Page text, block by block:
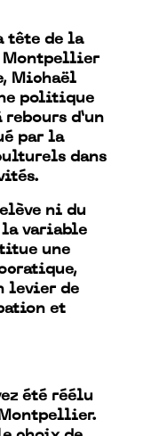
tête de la
Montpellier
Michaël
politique
d’un
par la
dans
ni du
la variable
une
levier de
et
été réélu